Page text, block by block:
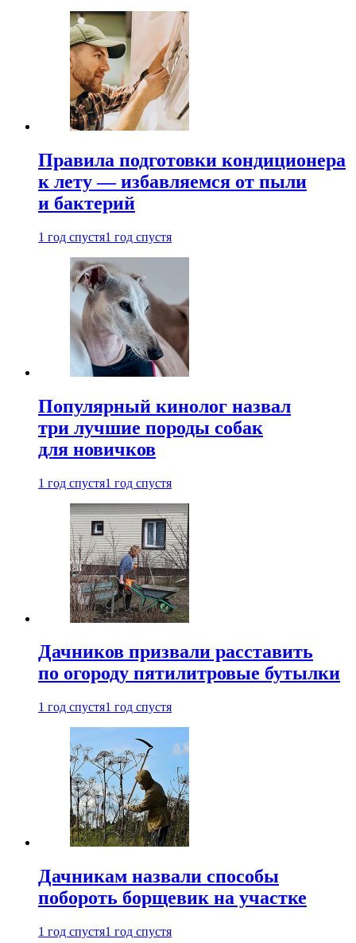
Правила подготовки кондиционера
к лету — избавляемся от пыли
и бактерий
1 год спустя1 год спустя
Популярный кинолог назвал
три лучшие породы собак
для новичков
1 год спустя1 год спустя
Дачников призвали расставить
по огороду пятилитровые бутылки
1 год спустя1 год спустя
Дачникам назвали способы
побороть борщевик на участке
1 год спустя1 год спустя